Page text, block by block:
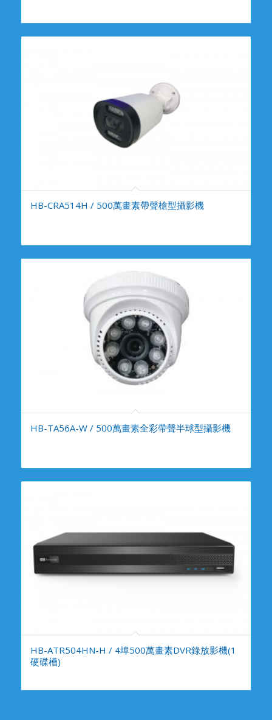
HB-CRA514H / 500萬畫素帶聲槍型攝影機
HB-TA56A-W / 500萬畫素全彩帶聲半球型攝影機
HB-ATR504HN-H / 4埠500萬畫素DVR錄放影機(1
硬碟槽)